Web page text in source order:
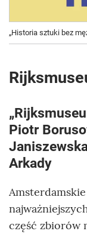
„Historia sztuki bez
Piotr
Arkady
część zbiorów